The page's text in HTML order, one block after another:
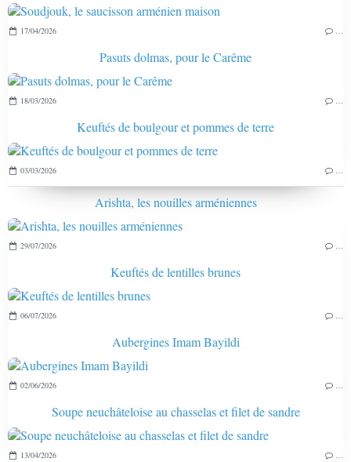
17/04/2026 …
Pasuts dolmas, pour le Carême
18/03/2026 …
Keuftés de boulgour et pommes de terre
03/03/2026 …
Arishta, les nouilles arméniennes
29/07/2026 …
Keuftés de lentilles brunes
06/07/2026 …
Aubergines Imam Bayildi
02/06/2026 …
Soupe neuchâteloise au chasselas et filet de sandre
13/04/2026 …